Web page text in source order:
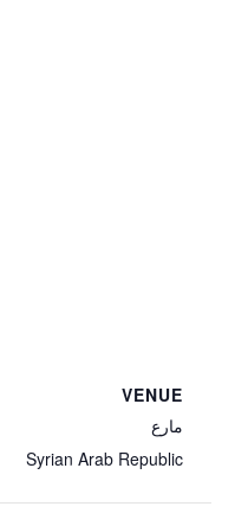
VENUE
مارع
Syrian Arab Republic